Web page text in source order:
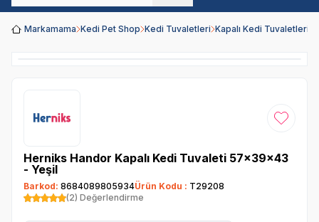
Markamama Kedi Pet Shop Kedi Tuvaletleri Kapalı Kedi Tuvaletleri
Favoriye
Herniks Handor Kapalı Kedi Tuvaleti 57x39x43
- Yeşil
Barkod: 8684089805934Ürün Kodu : T29208
(2) Değerlendirme